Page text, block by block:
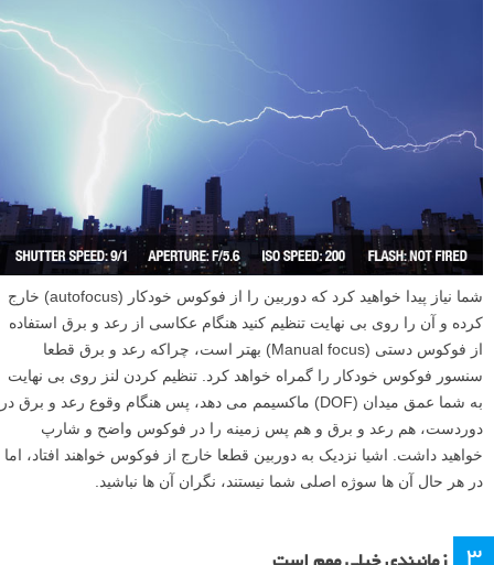
شما نیاز پیدا خواهید کرد که دوربین را از فوکوس خودکار (autofocus) خارج
کرده و آن را روی بی نهایت تنظیم کنید هنگام عکاسی از رعد و برق استفاده
از فوکوس دستی (Manual focus) بهتر است، چراکه رعد و برق قطعا
سنسور فوکوس خودکار را گمراه خواهد کرد. تنظیم کردن لنز روی بی نهایت
به شما عمق میدان (DOF) ماکسیمم می دهد، پس هنگام وقوع رعد و برق در
دوردست، هم رعد و برق و هم پس زمینه را در فوکوس واضح و شارپ
خواهید داشت. اشیا نزدیک به دوربین قطعا خارج از فوکوس خواهند افتاد، اما
در هر حال آن ها سوژه اصلی شما نیستند، نگران آن ها نباشید.
۳